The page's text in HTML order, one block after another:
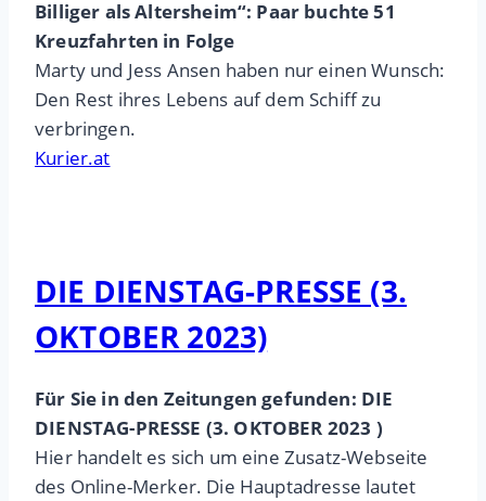
Billiger als Altersheim“: Paar buchte 51
Kreuzfahrten in Folge
Marty und Jess Ansen haben nur einen Wunsch:
Den Rest ihres Lebens auf dem Schiff zu
verbringen.
Kurier.at
DIE DIENSTAG-PRESSE (3.
OKTOBER 2023)
Für Sie in den Zeitungen gefunden: DIE
DIENSTAG-PRESSE (3. OKTOBER 2023 )
Hier handelt es sich um eine Zusatz-Webseite
des Online-Merker. Die Hauptadresse lautet